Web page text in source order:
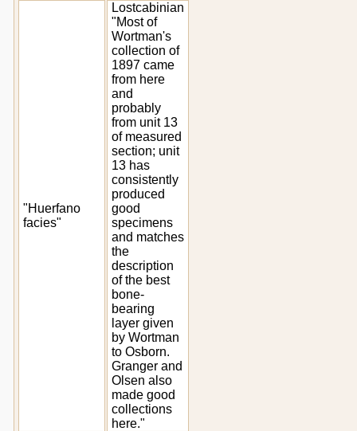
"Huerfano
facies"
Lostcabinian
"Most of
Wortman's
collection of
1897 came
from here
and
probably
from unit 13
of measured
section; unit
13 has
consistently
produced
good
specimens
and matches
the
description
of the best
bone-
bearing
layer given
by Wortman
to Osborn.
Granger and
Olsen also
made good
collections
here."